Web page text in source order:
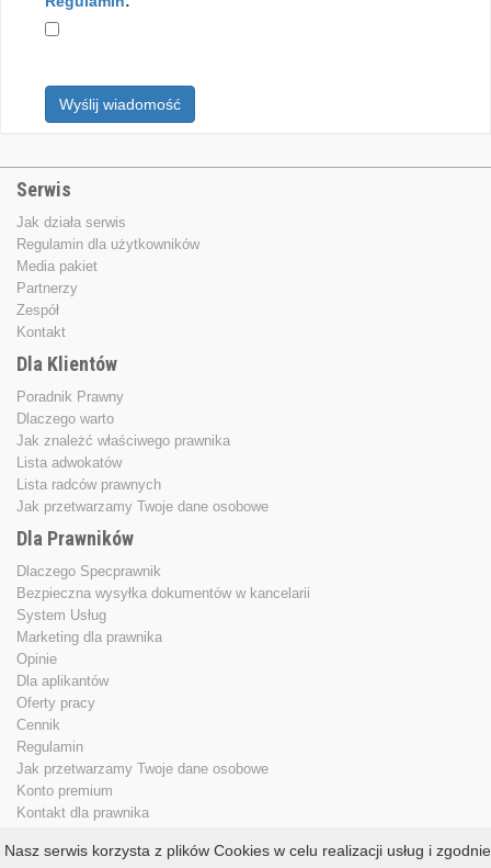
Wyślij wiadomość
Serwis
Jak działa serwis
Regulamin dla użytkowników
Media pakiet
Partnerzy
Zespół
Kontakt
Dla Klientów
Poradnik Prawny
Dlaczego warto
Jak znależć właściwego prawnika
Lista adwokatów
Lista radców prawnych
Jak przetwarzamy Twoje dane osobowe
Dla Prawników
Dlaczego Specprawnik
Bezpieczna wysyłka dokumentów w kancelarii
System Usług
Marketing dla prawnika
Opinie
Dla aplikantów
Oferty pracy
Cennik
Regulamin
Jak przetwarzamy Twoje dane osobowe
Konto premium
Kontakt dla prawnika
Copyright © 2013 - 2026specprawnik.pl
Nasz serwis korzysta z plików Cookies w celu realizacji usług i